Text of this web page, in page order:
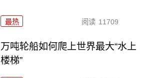
最热 阅读 11709
万吨轮船如何爬上世界最大“水上
楼梯”